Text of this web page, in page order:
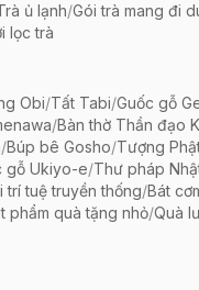
ủ lạnh/Gói trà mang đi
lọc trà
Obi/Tất Tabi/Guốc gỗ
/Bàn thờ Thần đạo
/Búp bê Gosho/Tượng
gỗ Ukiyo-e/Thư pháp
trí tuệ truyền thống/Bát
phẩm quà tặng nhỏ/Quà